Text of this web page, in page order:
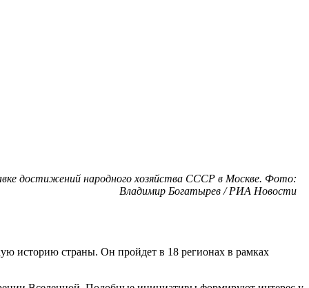
достижений народного хозяйства СССР в Москве. Фото:
Владимир Богатырев / РИА Новости
историю страны. Он пройдет в 18 регионах в рамках